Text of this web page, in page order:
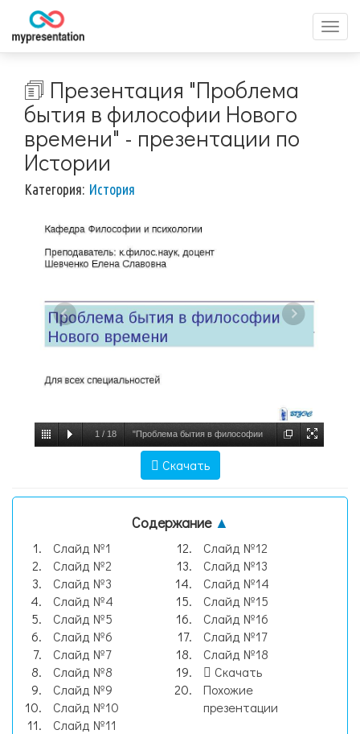
меню
🗊 Презентация "Проблема
бытия в философии Нового
времени" - презентации по
Истории
Категория: История
1 / 18 "Проблема бытия в философии
Истории, слайд №1
Скачать
Содержание ▲
Слайд №1
Слайд №2
Слайд №3
Слайд №4
Слайд №5
Слайд №6
Слайд №7
Слайд №8
Слайд №9
Слайд №10
Слайд №11
Слайд №12
Слайд №13
Слайд №14
Слайд №15
Слайд №16
Слайд №17
Слайд №18
Скачать
Похожие
презентации